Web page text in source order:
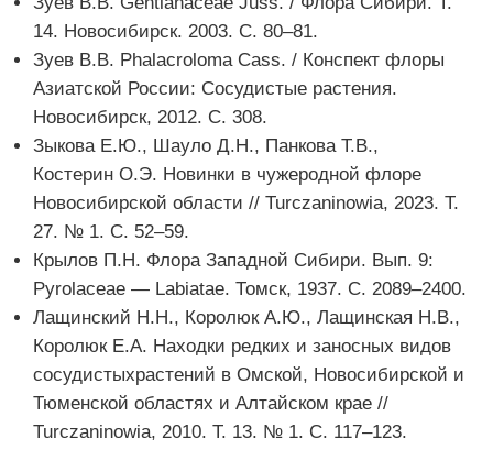
14. Новосибирск. 2003. С. 80–81.
Зуев В.В. Phalacroloma Cass. / Конспект флоры
Азиатской России: Сосудистые растения.
Новосибирск, 2012. С. 308.
Зыкова Е.Ю., Шауло Д.Н., Панкова Т.В.,
Костерин О.Э. Новинки в чужеродной флоре
Новосибирской области // Turczaninowia, 2023. Т.
27. № 1. С. 52–59.
Крылов П.Н. Флора Западной Сибири. Вып. 9:
Pyrolaceae — Labiatae. Томск, 1937. С. 2089–2400.
Лащинский Н.Н., Королюк А.Ю., Лащинская Н.В.,
Королюк Е.А. Находки редких и заносных видов
сосудистыхрастений в Омской, Новосибирской и
Тюменской областях и Алтайском крае //
Turczaninowia, 2010. Т. 13. № 1. С. 117–123.